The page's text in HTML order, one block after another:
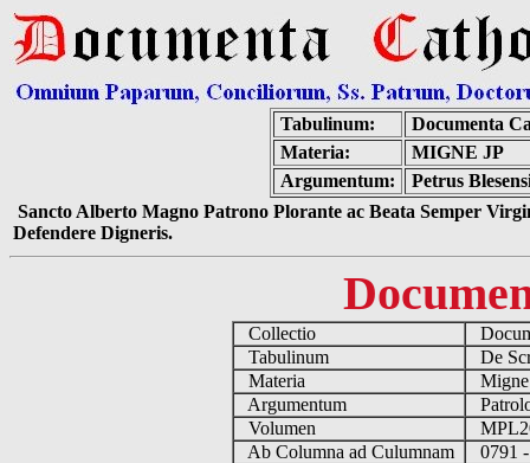
Tabulinum:
Documenta
Materia:
MIGNE JP
Argumentum:
Petrus
Sancto Alberto Magno Patrono Plorante ac Beata Semper
Defendere Digneris.
Collectio
Tabulinum
De
Materia
Argumentum
Volumen
Ab Columna ad Culumnam
0791